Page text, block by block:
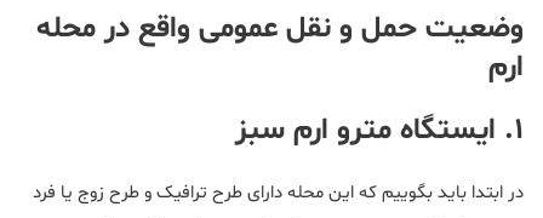
وضعیت حمل و نقل عمومی واقع در محله
ارم
۱. ایستگاه مترو ارم سبز
در ابتدا باید بگوییم که این محله دارای طرح ترافیک و طرح زوج یا فرد